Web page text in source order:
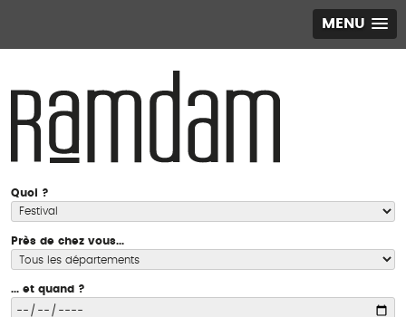
MENU
Quoi ?
Près de chez vous...
... et quand ?